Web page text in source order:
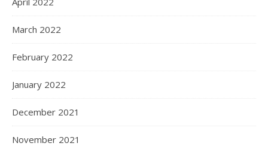
March 2022
February 2022
January 2022
December 2021
November 2021